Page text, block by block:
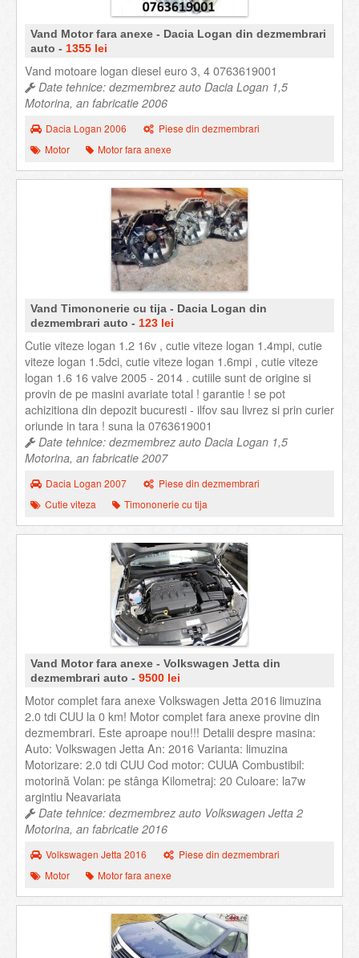
Vand Motor fara anexe - Dacia Logan din dezmembrari
auto - 1355 lei
Vand motoare logan diesel euro 3, 4 0763619001
Date tehnice: dezmembrez auto Dacia Logan 1,5
Motorina, an fabricatie 2006
Dacia Logan 2006
Piese din dezmembrari
Motor
Motor fara anexe
Vand Timononerie cu tija - Dacia Logan din
dezmembrari auto - 123 lei
Cutie viteze logan 1.2 16v , cutie viteze logan 1.4mpi, cutie
viteze logan 1.5dci, cutie viteze logan 1.6mpi , cutie viteze
logan 1.6 16 valve 2005 - 2014 . cutiile sunt de origine si
provin de pe masini avariate total ! garantie ! se pot
achizitiona din depozit bucuresti - ilfov sau livrez si prin curier
oriunde in tara ! suna la 0763619001
Date tehnice: dezmembrez auto Dacia Logan 1,5
Motorina, an fabricatie 2007
Dacia Logan 2007
Piese din dezmembrari
Cutie viteza
Timononerie cu tija
Vand Motor fara anexe - Volkswagen Jetta din
dezmembrari auto - 9500 lei
Motor complet fara anexe Volkswagen Jetta 2016 limuzina
2.0 tdi CUU la 0 km! Motor complet fara anexe provine din
dezmembrari. Este aproape nou!!! Detalii despre masina:
Auto: Volkswagen Jetta An: 2016 Varianta: limuzina
Motorizare: 2.0 tdi CUU Cod motor: CUUA Combustibil:
motorină Volan: pe stânga Kilometraj: 20 Culoare: la7w
argintiu Neavariata
Date tehnice: dezmembrez auto Volkswagen Jetta 2
Motorina, an fabricatie 2016
Volkswagen Jetta 2016
Piese din dezmembrari
Motor
Motor fara anexe